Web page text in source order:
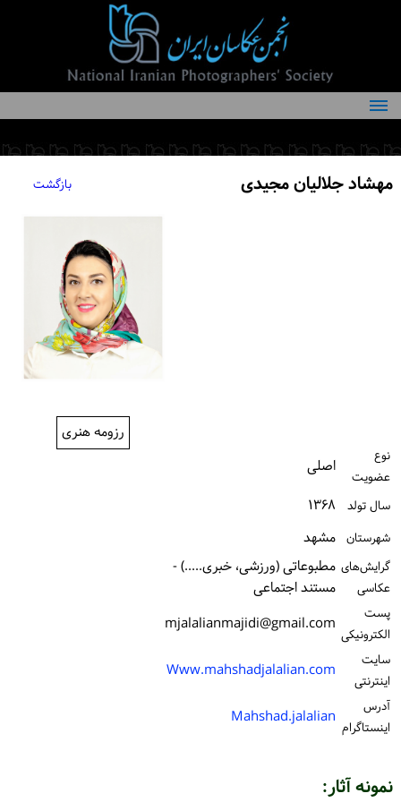
درباره انجمن
کمیته‌های انجمن
اعضاء انجمن
مهشاد جلالیان مجیدی بازگشت
رزومه هنری
نوع
عضویت
اصلی
سال تولد ۱۳۶۸
شهرستان مشهد
گرایش‌های
عکاسی
مطبوعاتی (ورزشی، خبری.....) -
مستند اجتماعی
پست
الكترونیكی mjalalianmajidi@gmail.com
سایت
اینترنتی
Www.mahshadjalalian.com
آدرس
اینستاگرام Mahshad.jalalian
نمونه آثار: